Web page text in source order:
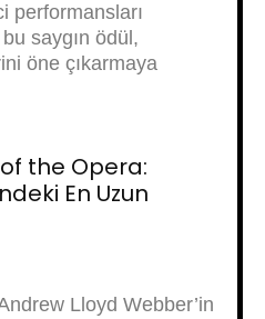
performansları
saygın ödül,
öne çıkarmaya
the Opera:
En Uzun
Lloyd Webber’in